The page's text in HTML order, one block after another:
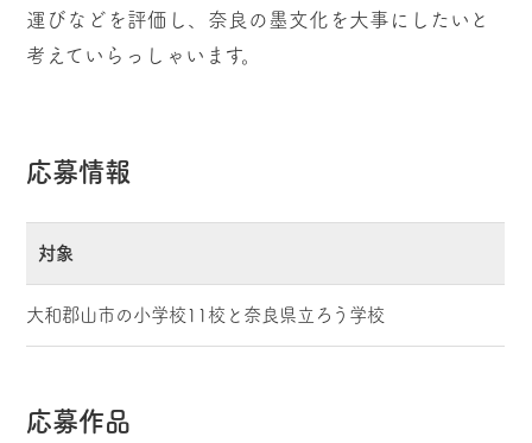
運びなどを評価し、奈良の墨文化を大事にしたいと
考えていらっしゃいます。
応募情報
対象
大和郡山市の小学校11校と奈良県立ろう学校
応募作品